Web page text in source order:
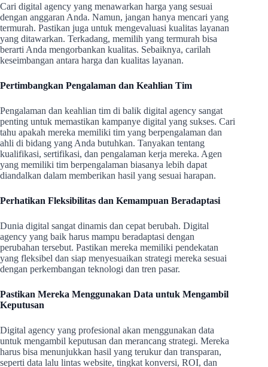
Cari digital agency yang menawarkan harga yang sesuai
dengan anggaran Anda. Namun, jangan hanya mencari yang
termurah. Pastikan juga untuk mengevaluasi kualitas layanan
yang ditawarkan. Terkadang, memilih yang termurah bisa
berarti Anda mengorbankan kualitas. Sebaiknya, carilah
keseimbangan antara harga dan kualitas layanan.
Pertimbangkan Pengalaman dan Keahlian Tim
Pengalaman dan keahlian tim di balik digital agency sangat
penting untuk memastikan kampanye digital yang sukses. Cari
tahu apakah mereka memiliki tim yang berpengalaman dan
ahli di bidang yang Anda butuhkan. Tanyakan tentang
kualifikasi, sertifikasi, dan pengalaman kerja mereka. Agen
yang memiliki tim berpengalaman biasanya lebih dapat
diandalkan dalam memberikan hasil yang sesuai harapan.
Perhatikan Fleksibilitas dan Kemampuan Beradaptasi
Dunia digital sangat dinamis dan cepat berubah. Digital
agency yang baik harus mampu beradaptasi dengan
perubahan tersebut. Pastikan mereka memiliki pendekatan
yang fleksibel dan siap menyesuaikan strategi mereka sesuai
dengan perkembangan teknologi dan tren pasar.
Pastikan Mereka Menggunakan Data untuk Mengambil
Keputusan
Digital agency yang profesional akan menggunakan data
untuk mengambil keputusan dan merancang strategi. Mereka
harus bisa menunjukkan hasil yang terukur dan transparan,
seperti data lalu lintas website, tingkat konversi, ROI, dan